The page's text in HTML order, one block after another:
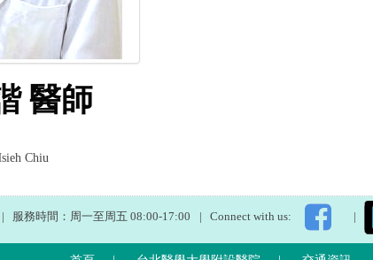
醫師
Chiu
| 服務時間：周一至周五 08:00-17:00 | Connect with us: |